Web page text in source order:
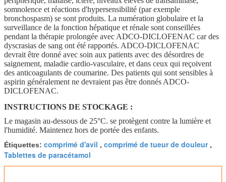
somnolence et réactions d'hypersensibilité (par exemple
bronchospasm) se sont produits. La numération globulaire et la
surveillance de la fonction hépatique et rénale sont conseillées
pendant la thérapie prolongée avec ADCO-DICLOFENAC car des
dyscrasias de sang ont été rapportés. ADCO-DICLOFENAC
devrait être donné avec soin aux patients avec des désordres de
saignement, maladie cardio-vasculaire, et dans ceux qui reçoivent
des anticoagulants de coumarine. Des patients qui sont sensibles à
aspirin généralement ne devraient pas être donnés ADCO-
DICLOFENAC.
INSTRUCTIONS DE STOCKAGE :
Le magasin au-dessous de 25°C. se protègent contre la lumière et
l'humidité. Maintenez hors de portée des enfants.
Étiquettes: comprimé d'avil , comprimé de tueur de douleur,
Tablettes de paracétamol